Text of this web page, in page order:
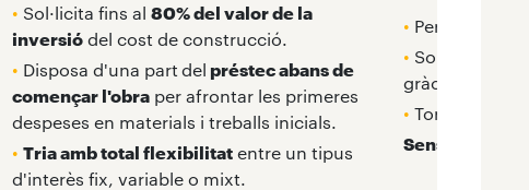
• Sol·licita fins al 80% del valor de la
inversió del cost de construcció.
• Disposa d'una part del préstec abans de
començar l'obra per afrontar les primeres
despeses en materials i treballs inicials.
• Tria amb total flexibilitat entre un tipus
d'interès fix, variable o mixt.
• Per a
• Sol·licita fins
gràcies a les
• Torna-ho en
Sense